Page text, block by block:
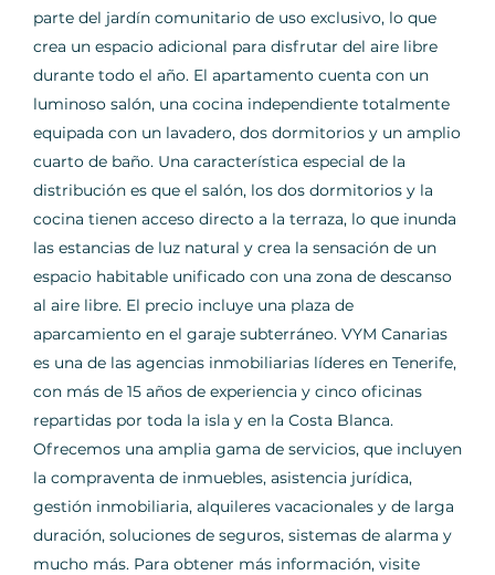
parte del jardín comunitario de uso exclusivo, lo que
crea un espacio adicional para disfrutar del aire libre
durante todo el año. El apartamento cuenta con un
luminoso salón, una cocina independiente totalmente
equipada con un lavadero, dos dormitorios y un amplio
cuarto de baño. Una característica especial de la
distribución es que el salón, los dos dormitorios y la
cocina tienen acceso directo a la terraza, lo que inunda
las estancias de luz natural y crea la sensación de un
espacio habitable unificado con una zona de descanso
al aire libre. El precio incluye una plaza de
aparcamiento en el garaje subterráneo. VYM Canarias
es una de las agencias inmobiliarias líderes en Tenerife,
con más de 15 años de experiencia y cinco oficinas
repartidas por toda la isla y en la Costa Blanca.
Ofrecemos una amplia gama de servicios, que incluyen
la compraventa de inmuebles, asistencia jurídica,
gestión inmobiliaria, alquileres vacacionales y de larga
duración, soluciones de seguros, sistemas de alarma y
mucho más. Para obtener más información, visite